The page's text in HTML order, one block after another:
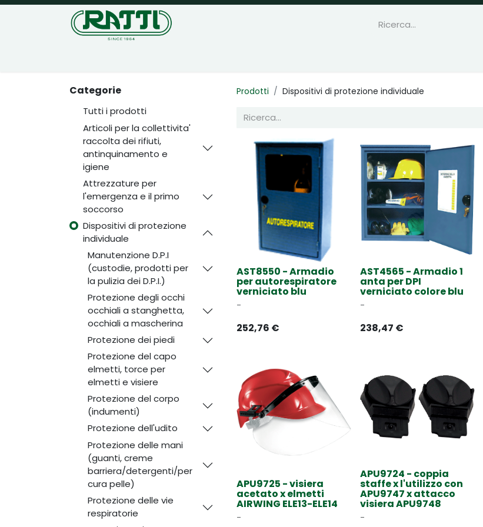
Categorie
Tutti i prodotti
Articoli per la collettivita'
raccolta dei rifiuti,
antinquinamento e
igiene
Attrezzature per
l'emergenza e il primo
soccorso
Dispositivi di protezione
individuale
Manutenzione D.P.I
(custodie, prodotti per
la pulizia dei D.P.I.)
Protezione degli occhi
occhiali a stanghetta,
occhiali a mascherina
Protezione dei piedi
Protezione del capo
elmetti, torce per
elmetti e visiere
Protezione del corpo
(indumenti)
Protezione dell'udito
Protezione delle mani
(guanti, creme
barriera/detergenti/per
cura pelle)
Protezione delle vie
respiratorie
Prodotti Dispositivi di protezione individuale
AST8550 - Armadio
per autorespiratore
verniciato blu
-
252,76 €
AST4565 - Armadio 1
anta per DPI
verniciato colore blu
-
238,47 €
APU9725 - visiera
acetato x elmetti
AIRWING ELE13-ELE14
-
APU9724 - coppia
staffe x l'utilizzo con
APU9747 x attacco
visiera APU9748
-